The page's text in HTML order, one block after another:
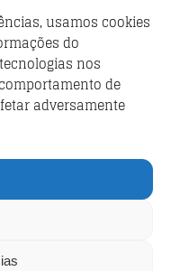
usamos cookies
do
nos
de
adversamente